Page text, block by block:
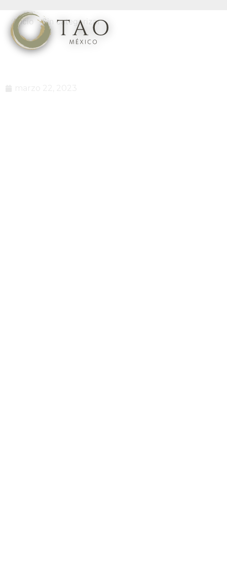
Inicio /Sin categorizar/ ¿Es 2023 un buen año para
comprar una propiedad en Los Cabos?
¿Es 2023 un buen año para
comprar una propiedad en